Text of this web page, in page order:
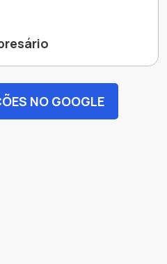
NO GOOGLE